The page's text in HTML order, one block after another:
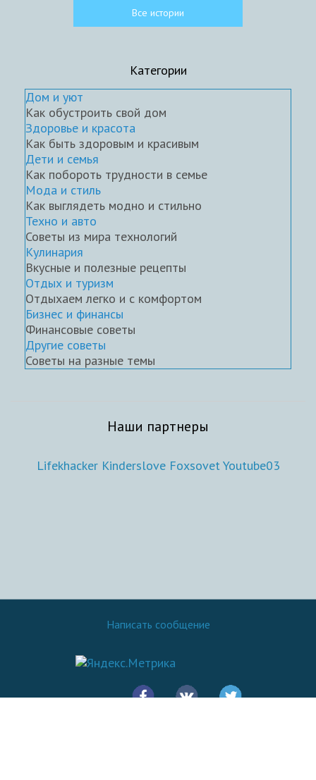
Все истории
Категории
Дом и уют
Как обустроить свой дом
Здоровье и красота
Как быть здоровым и красивым
Дети и семья
Как побороть трудности в семье
Мода и стиль
Как выглядеть модно и стильно
Техно и авто
Советы из мира технологий
Кулинария
Вкусные и полезные рецепты
Отдых и туризм
Отдыхаем легко и с комфортом
Бизнес и финансы
Финансовые советы
Другие советы
Советы на разные темы
Наши партнеры
Lifekhacker Kinderslove Foxsovet Youtube03
Написать сообщение